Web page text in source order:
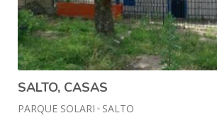
SALTO, CASAS
PARQUE SOLARI SALTO